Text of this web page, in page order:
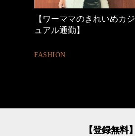
優木まおみさん「女の時間
割。」
LIFESTYLE
【登録無料】